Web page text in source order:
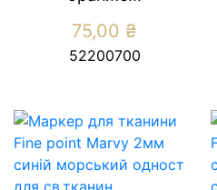
75,00 ₴
52200700